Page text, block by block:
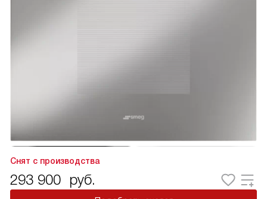
Снят с производства
293 900 руб.